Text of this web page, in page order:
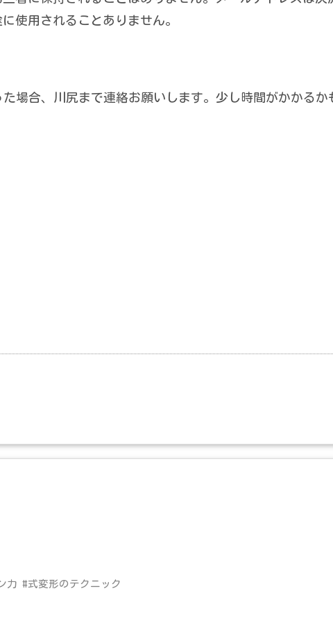
使用されることありません。
場合、川尻まで連絡お願いします。少し時間がかかるか
力 #式変形のテクニック